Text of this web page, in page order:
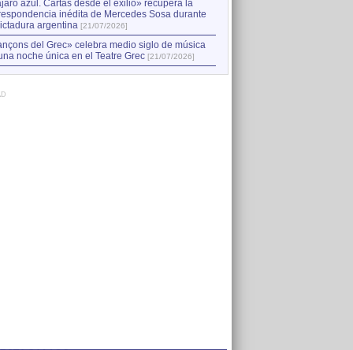
azul. Cartas desde el exilio» recupera la
inédita de Mercedes Sosa durante
argentina [21/07/2026]
del Grec» celebra medio siglo de música
noche única en el Teatre Grec [21/07/2026]